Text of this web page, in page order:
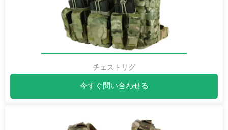
チェストリグ
今すぐ問い合わせる